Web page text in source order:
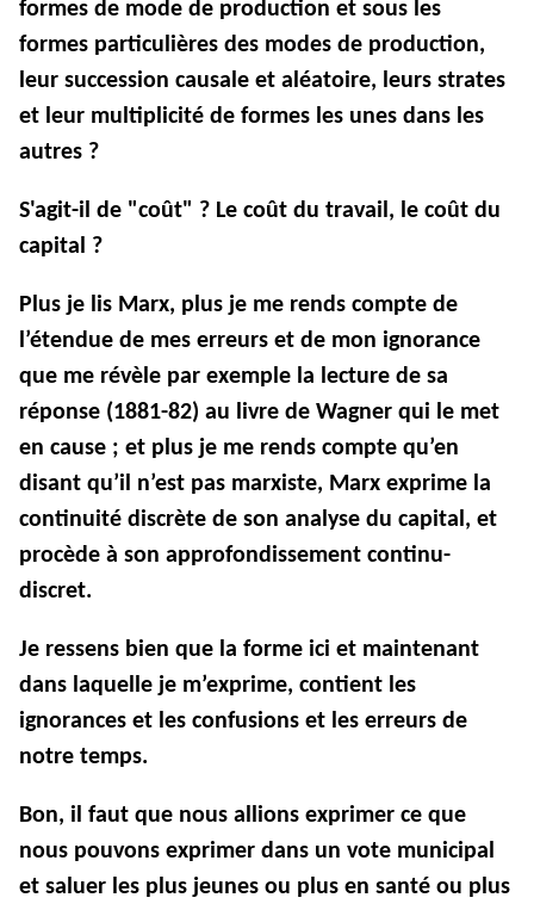
formes de mode de production et sous les
formes particulières des modes de production,
leur succession causale et aléatoire, leurs strates
et leur multiplicité de formes les unes dans les
autres ?
S'agit-il de "coût" ? Le coût du travail, le coût du
capital ?
Plus je lis Marx, plus je me rends compte de
l’étendue de mes erreurs et de mon ignorance
que me révèle par exemple la lecture de sa
réponse (1881-82) au livre de Wagner qui le met
en cause ; et plus je me rends compte qu’en
disant qu’il n’est pas marxiste, Marx exprime la
continuité discrète de son analyse du capital, et
procède à son approfondissement continu-
discret.
Je ressens bien que la forme ici et maintenant
dans laquelle je m’exprime, contient les
ignorances et les confusions et les erreurs de
notre temps.
Bon, il faut que nous allions exprimer ce que
nous pouvons exprimer dans un vote municipal
et saluer les plus jeunes ou plus en santé ou plus